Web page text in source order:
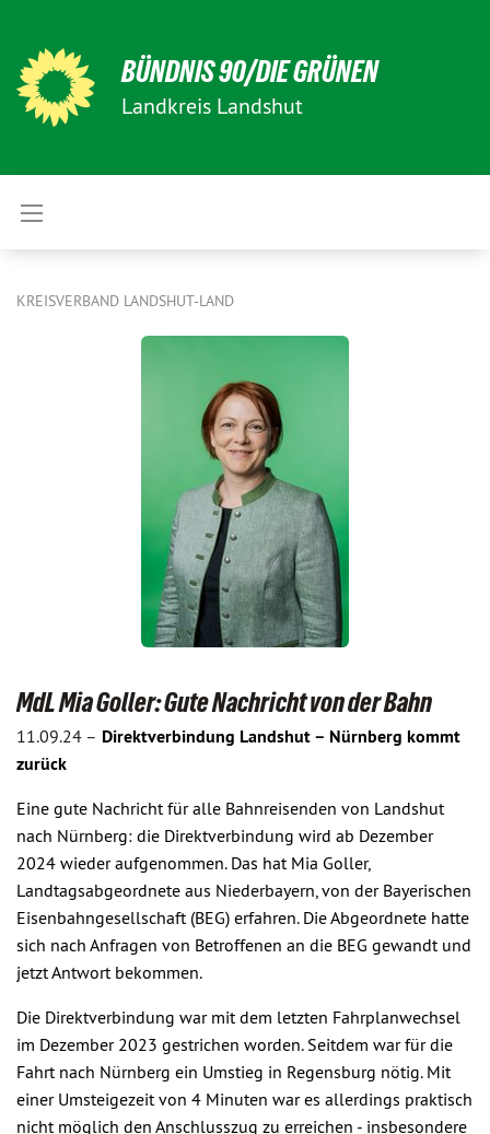
BÜNDNIS 90/DIE GRÜNEN
Landkreis Landshut
KREISVERBAND LANDSHUT-LAND
MdL Mia Goller: Gute Nachricht von der Bahn
11.09.24 – Direktverbindung Landshut – Nürnberg kommt
zurück
Eine gute Nachricht für alle Bahnreisenden von Landshut
nach Nürnberg: die Direktverbindung wird ab Dezember
2024 wieder aufgenommen. Das hat Mia Goller,
Landtagsabgeordnete aus Niederbayern, von der Bayerischen
Eisenbahngesellschaft (BEG) erfahren. Die Abgeordnete hatte
sich nach Anfragen von Betroffenen an die BEG gewandt und
jetzt Antwort bekommen.
Die Direktverbindung war mit dem letzten Fahrplanwechsel
im Dezember 2023 gestrichen worden. Seitdem war für die
Fahrt nach Nürnberg ein Umstieg in Regensburg nötig. Mit
einer Umsteigezeit von 4 Minuten war es allerdings praktisch
nicht möglich den Anschlusszug zu erreichen - insbesondere